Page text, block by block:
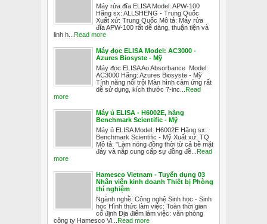
Máy rửa đĩa ELISA Model: APW-100
Hãng sx: ALLSHENG - Trung Quốc
Xuất xứ: Trung Quốc Mô tả: Máy rửa
đĩa APW-100 rất dễ dàng, thuận tiện và
linh h...
Read more
Máy đọc ELISA Model: AC3000 -
Azures Biosyste - Mỹ
Máy đọc ELISA Ao Absorbance Model:
AC3000 Hãng: Azures Biosyste - Mỹ
Tính năng nổi trội Màn hình cảm ứng rất
dễ sử dụng, kích thước 7-inc...
Read
more
Máy ủ ELISA - H6002E, hãng
Benchmark Scientific - Mỹ
Máy ủ ELISA Model: H6002E Hãng sx:
Benchmark Scientific - Mỹ Xuất xứ: TQ
Mô tả: "Làm nóng đồng thời từ cả bề mặt
đáy và nắp cung cấp sự đồng đề...
Read
more
Hamesco Vietnam - Tuyển dụng 03
Nhân viên kinh doanh Thiết bị Phòng
thí nghiệm
Ngành nghề: Công nghệ Sinh học - Sinh
học Hình thức làm việc: Toàn thời gian
cố định Địa điểm làm việc: văn phòng
công ty Hamesco Vi...
Read more